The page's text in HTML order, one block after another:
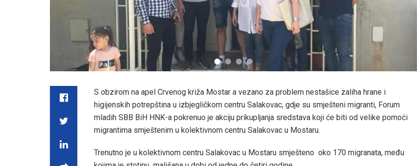
S obzirom na apel Crvenog križa Mostar a vezano za problem nestašice zaliha hrane i
higijenskih potrepština u izbjegličkom centru Salakovac, gdje su smješteni migranti, Forum
mladih SBB BiH HNK-a pokrenuo je akciju prikupljanja sredstava koji će biti od velike pomoći
migrantima smještenim u kolektivnom centru Salakovac u Mostaru.
Trenutno je u kolektivnom centru Salakovac u Mostaru smješteno oko 170 migranata, među